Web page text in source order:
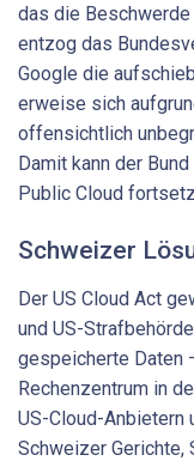
das die
entzog das
Google die
erweise sich
offensichtlich
Damit kann der
Public Cloud
Schweizer
Der US Cloud Act
und US-
gespeicherte Daten
Rechenzentrum in
US-Cloud-Anbietern
Schweizer